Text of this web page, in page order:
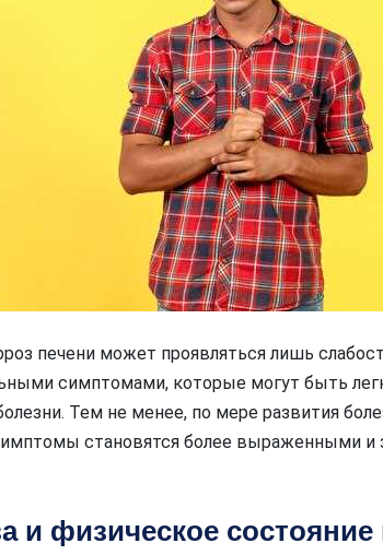
печени может проявляться лишь
симптомами, которые могут быть
Тем не менее, по мере развития
становятся более выраженными и
и физическое